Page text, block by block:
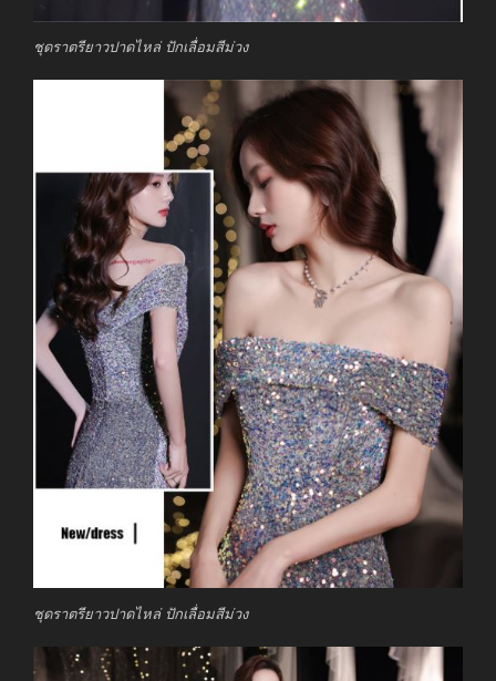
ชุดราตรียาวปาดไหล่ ปักเลื่อมสีม่วง
ชุดราตรียาวปาดไหล่ ปักเลื่อมสีม่วง